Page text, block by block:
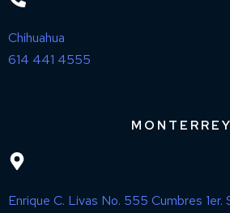
Chihuahua
614 441 4555
MONTERREY
Enrique C. Livas No. 555 Cumbres